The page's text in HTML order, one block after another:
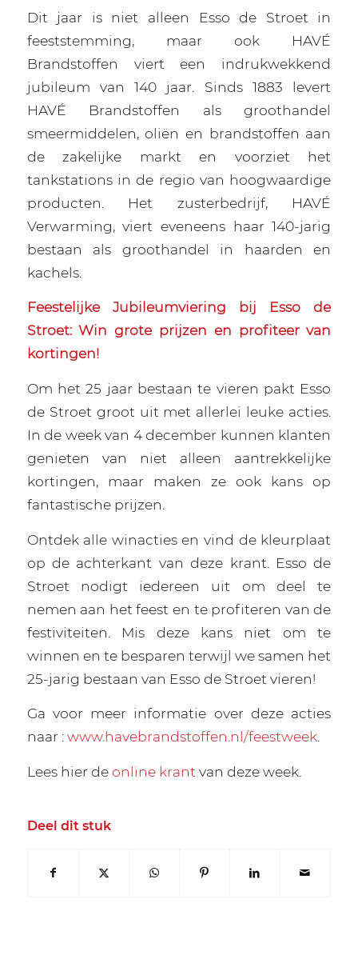
Dit jaar is niet alleen Esso de Stroet in
feeststemming, maar ook HAVÉ
Brandstoffen viert een indrukwekkend
jubileum van 140 jaar. Sinds 1883 levert
HAVÉ Brandstoffen als groothandel
smeermiddelen, oliën en brandstoffen aan
de zakelijke markt en voorziet het
tankstations in de regio van hoogwaardige
producten. Het zusterbedrijf, HAVÉ
Verwarming, viert eveneens haar 140-jarig
bestaan als groothandel in haarden en
kachels.
Feestelijke Jubileumviering bij Esso de
Stroet: Win grote prijzen en profiteer van
kortingen!
Om het 25 jaar bestaan te vieren pakt Esso
de Stroet groot uit met allerlei leuke acties.
In de week van 4 december kunnen klanten
genieten van niet alleen aantrekkelijke
kortingen, maar maken ze ook kans op
fantastische prijzen.
Ontdek alle winacties en vind de kleurplaat
op de achterkant van deze krant. Esso de
Stroet nodigt iedereen uit om deel te
nemen aan het feest en te profiteren van de
festiviteiten. Mis deze kans niet om te
winnen en te besparen terwijl we samen het
25-jarig bestaan van Esso de Stroet vieren!
Ga voor meer informatie over deze acties
naar :www.havebrandstoffen.nl/feestweek.
Lees hier deonline krant van deze week.
Deel dit stuk